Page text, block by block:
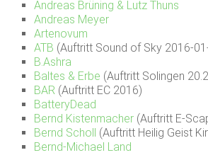
Andreas Brüning & Lutz Thuns
Andreas Meyer
Artenovum
ATB (Auftritt Sound of Sky 2016-
B.Ashra
Baltes & Erbe (Auftritt Solingen
BAR (Auftritt EC 2016)
BatteryDead
Bernd Kistenmacher (Auftritt E-
Bernd Scholl
(Auftritt Heilig Geist
Bernd-Michael Land